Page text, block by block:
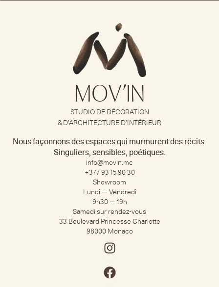
MOV’IN
STUDIO DE DÉCORATION
& D’ARCHITECTURE D’INTÉRIEUR
Nous façonnons des espaces qui murmurent des récits.
Singuliers, sensibles, poétiques.
info@movin.mc
+377 93 15 90 30​
Showroom
Lundi — Vendredi
9h30 — 19h
Samedi sur rendez-vous
33 Boulevard Princesse Charlotte
98000 Monaco